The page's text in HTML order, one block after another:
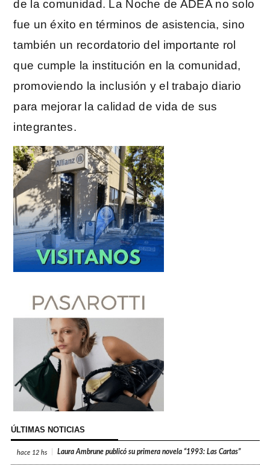
de la comunidad. La Noche de ADEA no solo
fue un éxito en términos de asistencia, sino
también un recordatorio del importante rol
que cumple la institución en la comunidad,
promoviendo la inclusión y el trabajo diario
para mejorar la calidad de vida de sus
integrantes.
ÚLTIMAS NOTICIAS
hace 12 hs Laura Ambrune publicó su primera novela “1993: Las Cartas”